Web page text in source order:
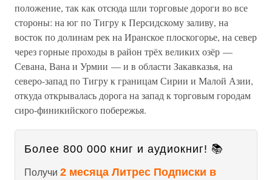
положение, так как отсюда шли торговые дороги во все
стороны: на юг по Тигру к Персидскому заливу, на
восток по долинам рек на Иранское плоскогорье, на север
через горные проходы в район трёх великих озёр —
Севана, Вана и Урмии — и в области Закавказья, на
северо-запад по Тигру к границам Сирии и Малой Азии,
откуда открывалась дорога на запад к торговым городам
сиро-финикийского побережья.
Более 800 000 книг и аудиокниг! 📚
Получи 2 месяца Литрес Подписки в